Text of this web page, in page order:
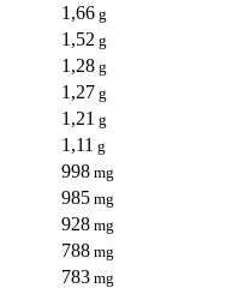
1,66 g
1,52 g
1,28 g
1,27 g
1,21 g
1,11 g
998 mg
985 mg
928 mg
788 mg
783 mg